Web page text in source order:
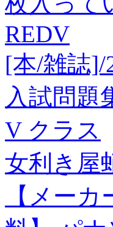
REDV
[本/雑誌]/
入試問題
V クラス
女利き屋
【メー